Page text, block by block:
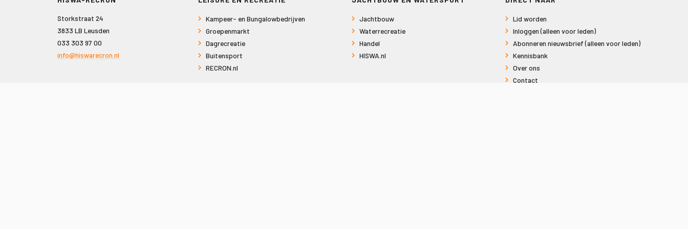
Storkstraat 24
3833 LB Leusden
033 303 97 00
info@hiswarecron.nl
Kampeer- en Bungalowbedrijven
Groepenmarkt
Dagrecreatie
Buitensport
RECRON.nl
Jachtbouw
Waterrecreatie
Handel
HISWA.nl
Lid worden
Inloggen (alleen voor leden)
Abonneren nieuwsbrief (alleen voor leden)
Kennisbank
Over ons
Contact